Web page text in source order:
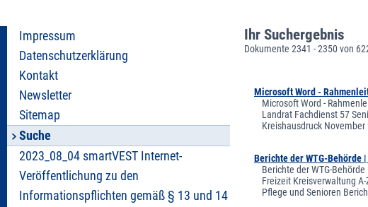
Impressum
Datenschutzerklärung
Kontakt
Newsletter
Sitemap
Suche
2023_08_04 smartVEST Internet-
Veröffentlichung zu den
Informationspflichten gemäß § 13 und 14
Ihr Suchergebnis
Dokumente 2341 - 2350 von
Microsoft Word -
Microsoft Word -
Landrat Fachdienst 57
Kreishausdruck
Berichte der WTG-Behörde
Berichte der WTG-
Freizeit Kreisverwaltung
Pflege und Senioren